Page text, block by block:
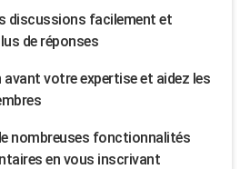
discussions facilement et
de réponses
avant votre expertise et aidez les
nombreuses fonctionnalités
en vous inscrivant